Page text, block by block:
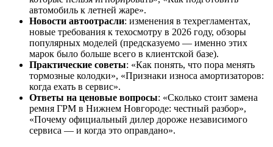
автомобиль к летней жаре».
Новости автоотрасли: изменения в техрегламентах,
новые требования к техосмотру в 2026 году, обзоры
популярных моделей (предсказуемо — именно этих
марок было больше всего в клиентской базе).
Практические советы: «Как понять, что пора менять
тормозные колодки», «Признаки износа амортизаторов:
когда ехать в сервис».
Ответы на ценовые вопросы: «Сколько стоит замена
ремня ГРМ в Нижнем Новгороде: честный разбор»,
«Почему официальный дилер дороже независимого
сервиса — и когда это оправдано».